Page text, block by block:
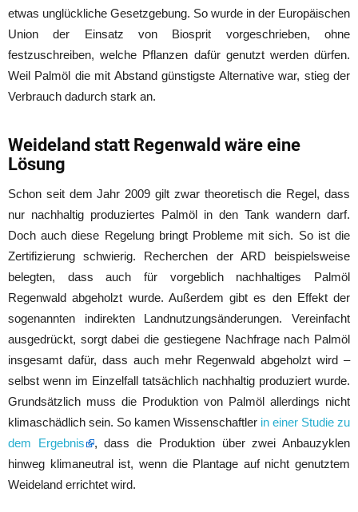
etwas unglückliche Gesetzgebung. So wurde in der Europäischen
Union der Einsatz von Biosprit vorgeschrieben, ohne
festzuschreiben, welche Pflanzen dafür genutzt werden dürfen.
Weil Palmöl die mit Abstand günstigste Alternative war, stieg der
Verbrauch dadurch stark an.
Weideland statt Regenwald wäre eine
Lösung
Schon seit dem Jahr 2009 gilt zwar theoretisch die Regel, dass
nur nachhaltig produziertes Palmöl in den Tank wandern darf.
Doch auch diese Regelung bringt Probleme mit sich. So ist die
Zertifizierung schwierig. Recherchen der ARD beispielsweise
belegten, dass auch für vorgeblich nachhaltiges Palmöl
Regenwald abgeholzt wurde. Außerdem gibt es den Effekt der
sogenannten indirekten Landnutzungsänderungen. Vereinfacht
ausgedrückt, sorgt dabei die gestiegene Nachfrage nach Palmöl
insgesamt dafür, dass auch mehr Regenwald abgeholzt wird –
selbst wenn im Einzelfall tatsächlich nachhaltig produziert wurde.
Grundsätzlich muss die Produktion von Palmöl allerdings nicht
klimaschädlich sein. So kamen Wissenschaftler in einer Studie zu
dem Ergebnis
, dass die Produktion über zwei Anbauzyklen
hinweg klimaneutral ist, wenn die Plantage auf nicht genutztem
Weideland errichtet wird.